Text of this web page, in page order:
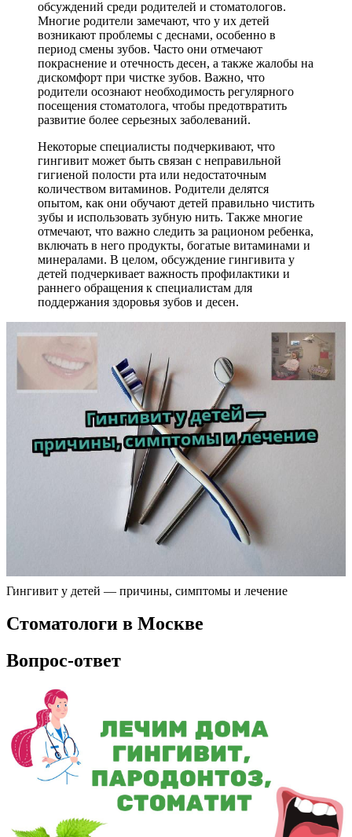
обсуждений среди родителей и стоматологов.
Многие родители замечают, что у их детей
возникают проблемы с деснами, особенно в
период смены зубов. Часто они отмечают
покраснение и отечность десен, а также жалобы на
дискомфорт при чистке зубов. Важно, что
родители осознают необходимость регулярного
посещения стоматолога, чтобы предотвратить
развитие более серьезных заболеваний.
Некоторые специалисты подчеркивают, что
гингивит может быть связан с неправильной
гигиеной полости рта или недостаточным
количеством витаминов. Родители делятся
опытом, как они обучают детей правильно чистить
зубы и использовать зубную нить. Также многие
отмечают, что важно следить за рационом ребенка,
включать в него продукты, богатые витаминами и
минералами. В целом, обсуждение гингивита у
детей подчеркивает важность профилактики и
раннего обращения к специалистам для
поддержания здоровья зубов и десен.
Гингивит у детей — причины, симптомы и лечение
Стоматологи в Москве
Вопрос-ответ